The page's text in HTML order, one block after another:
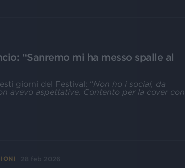
“Sanremo mi ha messo spalle al
giorni del Festival: “Non ho i social, da
avevo aspettative. Contento per la cover con
28 feb 2026